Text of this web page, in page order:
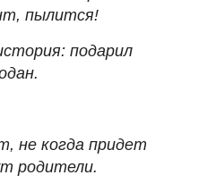
пылится!
подарил
не когда придет
родители.